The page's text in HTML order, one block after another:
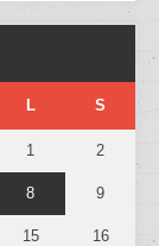
L S
1 2
8 9
15 16